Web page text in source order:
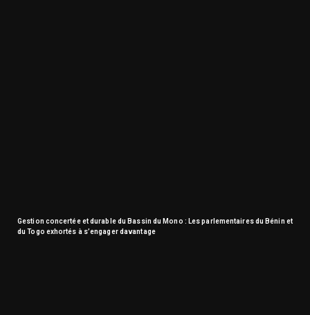
Gestion concertée et durable du Bassin du Mono : Les parlementaires du Bénin et
du Togo exhortés à s’engager davantage